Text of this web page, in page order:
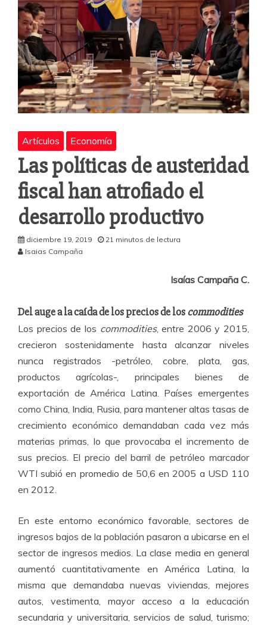
Artículos Economía
Las políticas de austeridad
fiscal han atrofiado el
desarrollo productivo
diciembre 19, 2019
21 minutos de lectura
Isaias Campaña
Isaías Campaña C.
Del auge a la caída de los precios de loscommodities
Los precios de los commodities, entre 2006 y 2015,
crecieron sostenidamente hasta alcanzar
niveles
nunca registrados -petróleo, cobre, plata, gas,
productos agrícolas-, principales bienes de
exportación de América Latina. Países emergentes
como China, India, Rusia, para mantener altas tasas de
crecimiento económico demandaban cada vez más
materias primas, lo que provocaba el incremento de
sus precios. El precio del barril de petróleo marcador
WTI subió en promedio de 50,6 en 2005 a USD 110
en 2012.
En este entorno económico favorable, sectores de
ingresos bajos de la población pasaron a ubicarse en el
sector de ingresos medios. La clase media en general
aumentó cuantitativamente en América Latina, la
misma que demandaba nuevas viviendas, mejores
autos, vestimenta, mayor acceso a la educación
secundaria y universitaria, servicios de salud, turismo;